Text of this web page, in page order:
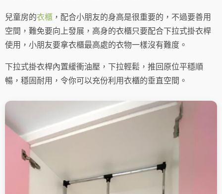
兒童房的衣櫃 ，配合小朋友的身高是很重要的，不過要善用
空間，難免要向上發展，高身的衣櫃只要配合下拉式掛衣桿
使用，小朋友要拿衣櫃最高處的衣物一樣沒有難度。
下拉式掛衣桿內置緩衝油壓，下拉輕鬆，推回原位平穩順
暢，穩固耐用，令你可以充份利用衣櫃的垂直空間。